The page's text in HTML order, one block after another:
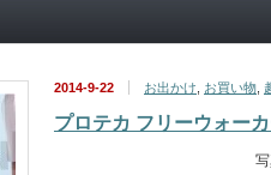
2014-9-22 お出かけ お買い物
プロテカ フリーウォー
写真引用